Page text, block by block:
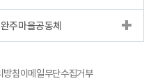
완주마을공동체
방침이메일무단수집거부